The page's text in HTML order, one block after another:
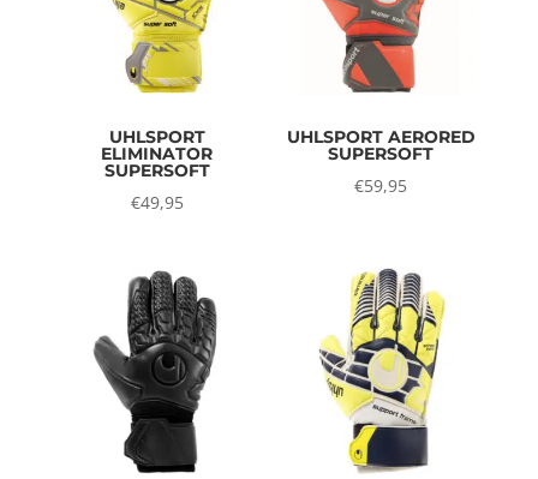
UHLSPORT
ELIMINATOR
SUPERSOFT
€49,95
UHLSPORT AERORED
SUPERSOFT
€59,95